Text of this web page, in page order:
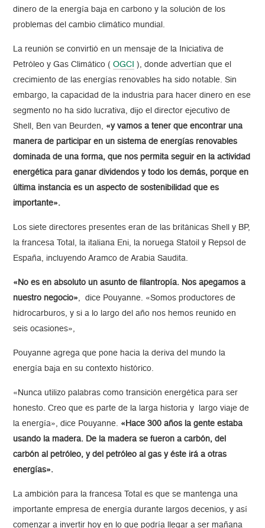
dinero de la energía baja en carbono y la solución de los
problemas del cambio climático mundial.
La reunión se convirtió en un mensaje de la Iniciativa de
Petróleo y Gas Climático (OGCI ), donde advertían que el
crecimiento de las energías renovables ha sido notable. Sin
embargo, la capacidad de la industria para hacer dinero en ese
segmento no ha sido lucrativa, dijo el director ejecutivo de
Shell, Ben van Beurden, «y vamos a tener que encontrar una
manera de participar en un sistema de energías renovables
dominada de una forma, que nos permita seguir en la actividad
energética para ganar dividendos y todo los demás, porque en
última instancia es un aspecto de sostenibilidad que es
importante».
Los siete directores presentes eran de las británicas Shell y BP,
la francesa Total, la italiana Eni, la noruega Statoil y Repsol de
España, incluyendo Aramco de Arabia Saudita.
«No es en absoluto un asunto de filantropía. Nos apegamos a
nuestro negocio» , dice Pouyanne. «Somos productores de
hidrocarburos, y si a lo largo del año nos hemos reunido en
seis ocasiones»,
Pouyanne agrega que pone hacia la deriva del mundo la
energía baja en su contexto histórico.
«Nunca utilizo palabras como transición energética para ser
honesto. Creo que es parte de la larga historia y largo viaje de
la energía», dice Pouyanne. «Hace 300 años la gente estaba
usando la madera. De la madera se fueron a carbón, del
carbón al petróleo, y del petróleo al gas y éste irá a otras
energías».
La ambición para la francesa Total es que se mantenga una
importante empresa de energía durante largos decenios, y así
comenzar a invertir hoy en lo que podría llegar a ser mañana